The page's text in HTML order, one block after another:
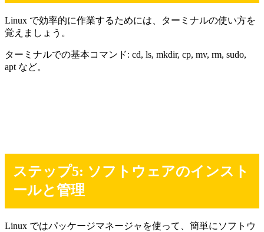
Linux で効率的に作業するためには、ターミナルの使い方を
覚えましょう。
ターミナルでの基本コマンド: cd, ls, mkdir, cp, mv, rm, sudo,
apt など。
ステップ5: ソフトウェアのインスト
ールと管理
Linux ではパッケージマネージャを使って、簡単にソフトウ